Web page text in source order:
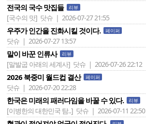
전국의 국수 맛집들 리뷰
[국수의 맛] 닷슈 | 2026-07-27 21:55
우주가 인간을 진화시킬 것이다. 페이퍼
닷슈 | 2026-07-27 13:57
말이 바꾼 인류사 리뷰
[말발굽 아래의 세계사] 닷슈 | 2026-07-26 22:12
2026 북중미 월드컵 결산 페이퍼
닷슈 | 2026-07-20 22:28
한국은 미래의 패러다임을 바꿀 수 있다. 리뷰
[이병한의 대한민국 탐..] 닷슈 | 2026-07-11 22:50